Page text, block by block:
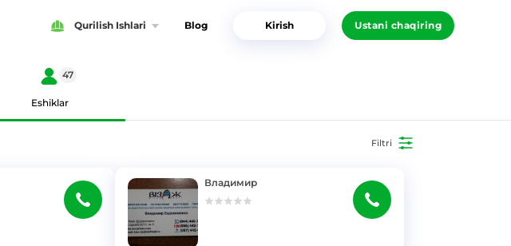
Qurilish Ishlari Blog Kirish Ustani chaqiring
Eshiklar
47
Filtri
Владимир